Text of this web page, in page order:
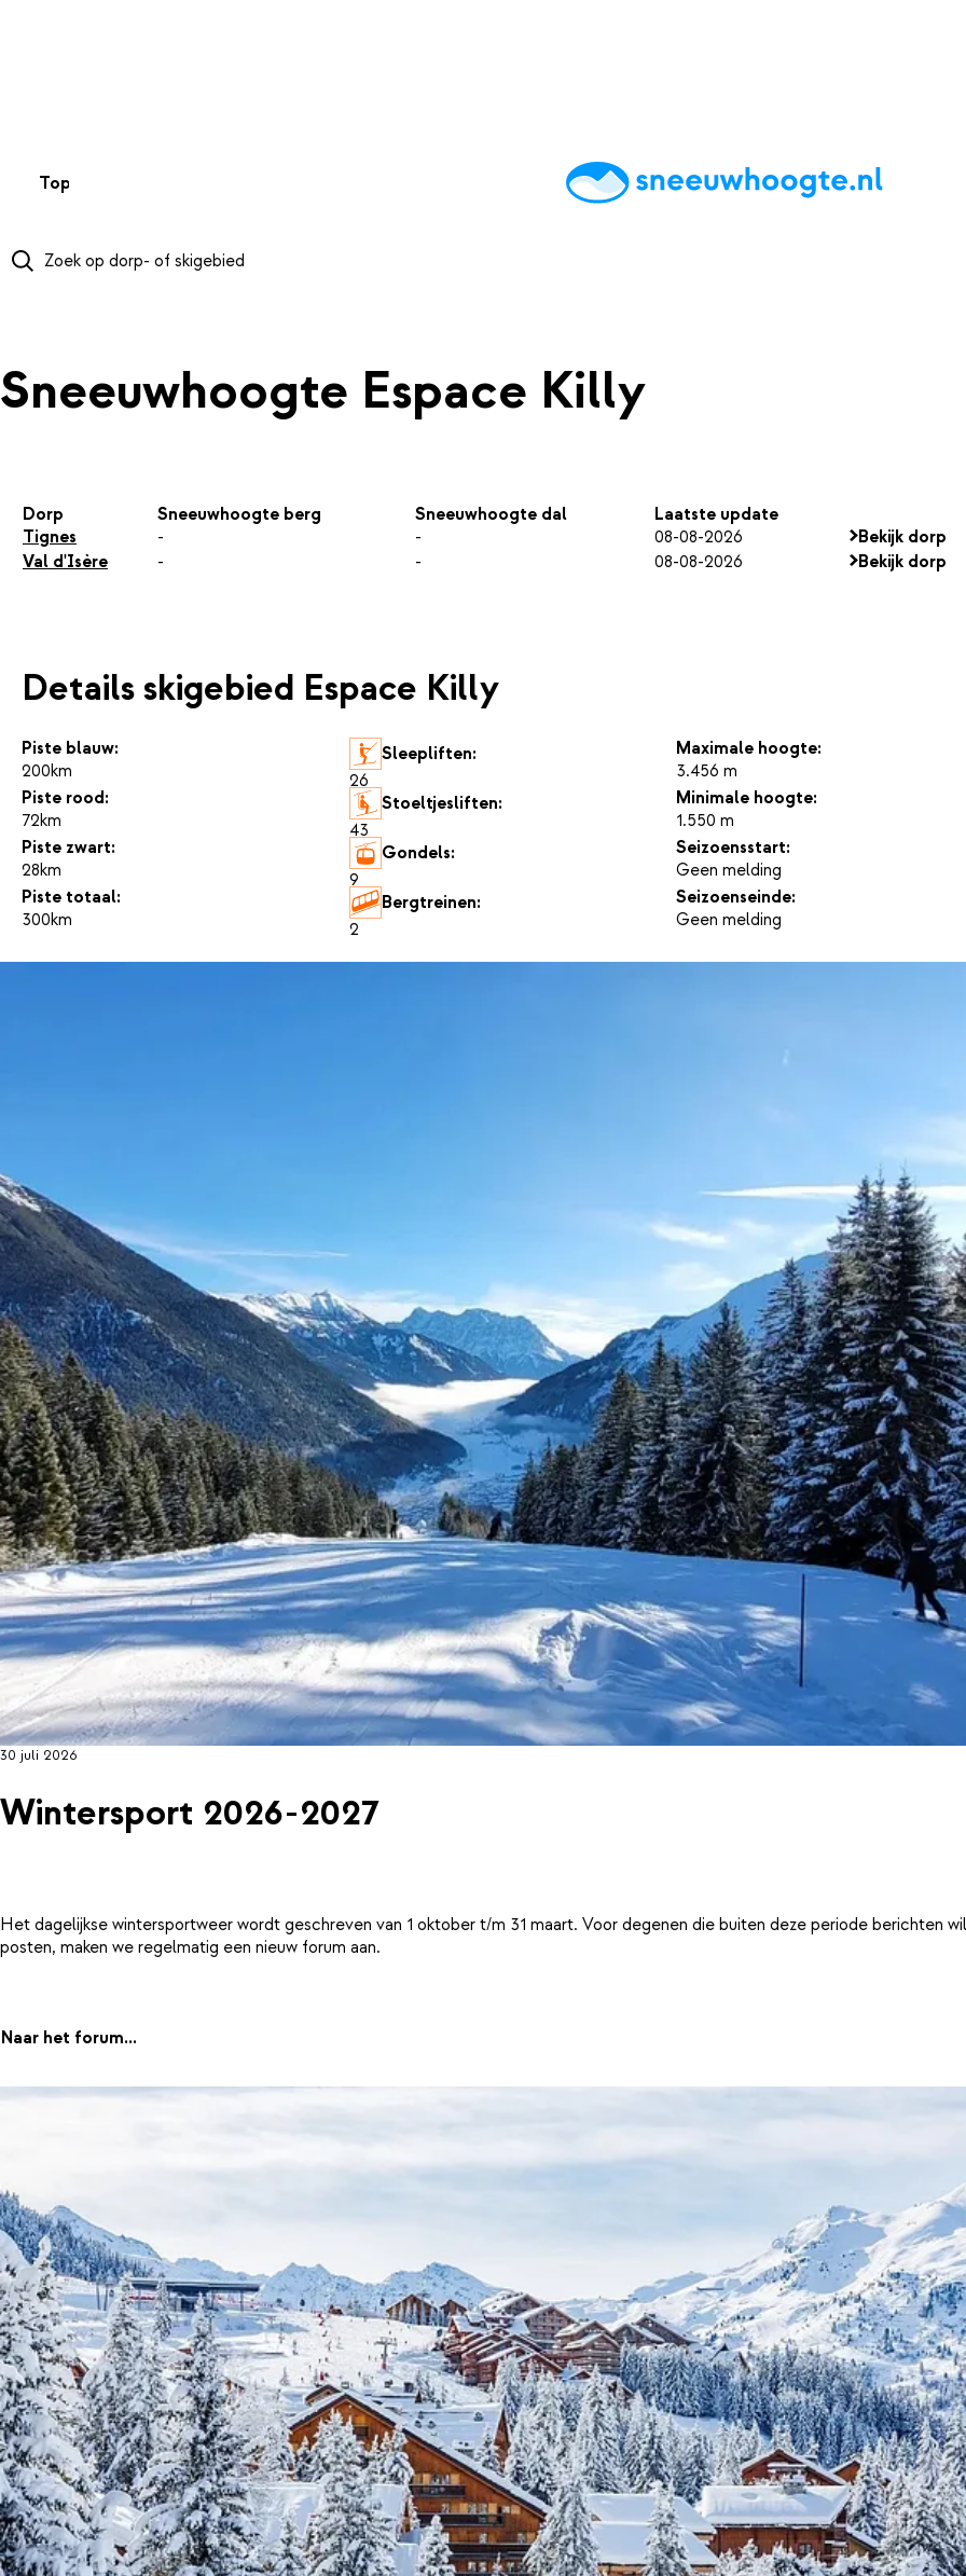
Top 50 AccommodatiesTipsReviewsLive updatesApp
Sneeuwhoogte Espace Killy
Dorp Sneeuwhoogte berg Sneeuwhoogte dal
Laatste update
Tignes
- - 08-08-2026
Bekijk dorp
Val d'Isère
- - 08-08-2026 Bekijk dorp
Details skigebied Espace Killy
Piste blauw:
200km
Piste rood:
72km
Piste zwart:
28km
Piste totaal:
300km
Sleepliften:
26
Stoeltjesliften:
43
Gondels:
9
Bergtreinen:
2
Maximale hoogte:
3.456 m
Minimale hoogte:
1.550 m
Seizoensstart:
Geen melding
Seizoenseinde:
Geen melding
30 juli 2026
Wintersport 2026-2027
Het dagelijkse wintersportweer wordt geschreven van 1 oktober t/m 31 maart. Voor degenen die buiten deze periode berichten
posten, maken we regelmatig een nieuw forum aan.
Naar het forum...